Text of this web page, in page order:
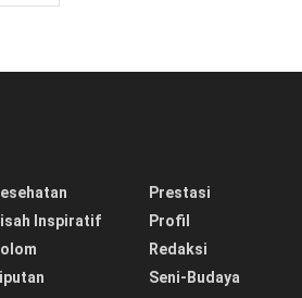
Inspiratif
Prestasi
Profil
Redaksi
Seni-Budaya